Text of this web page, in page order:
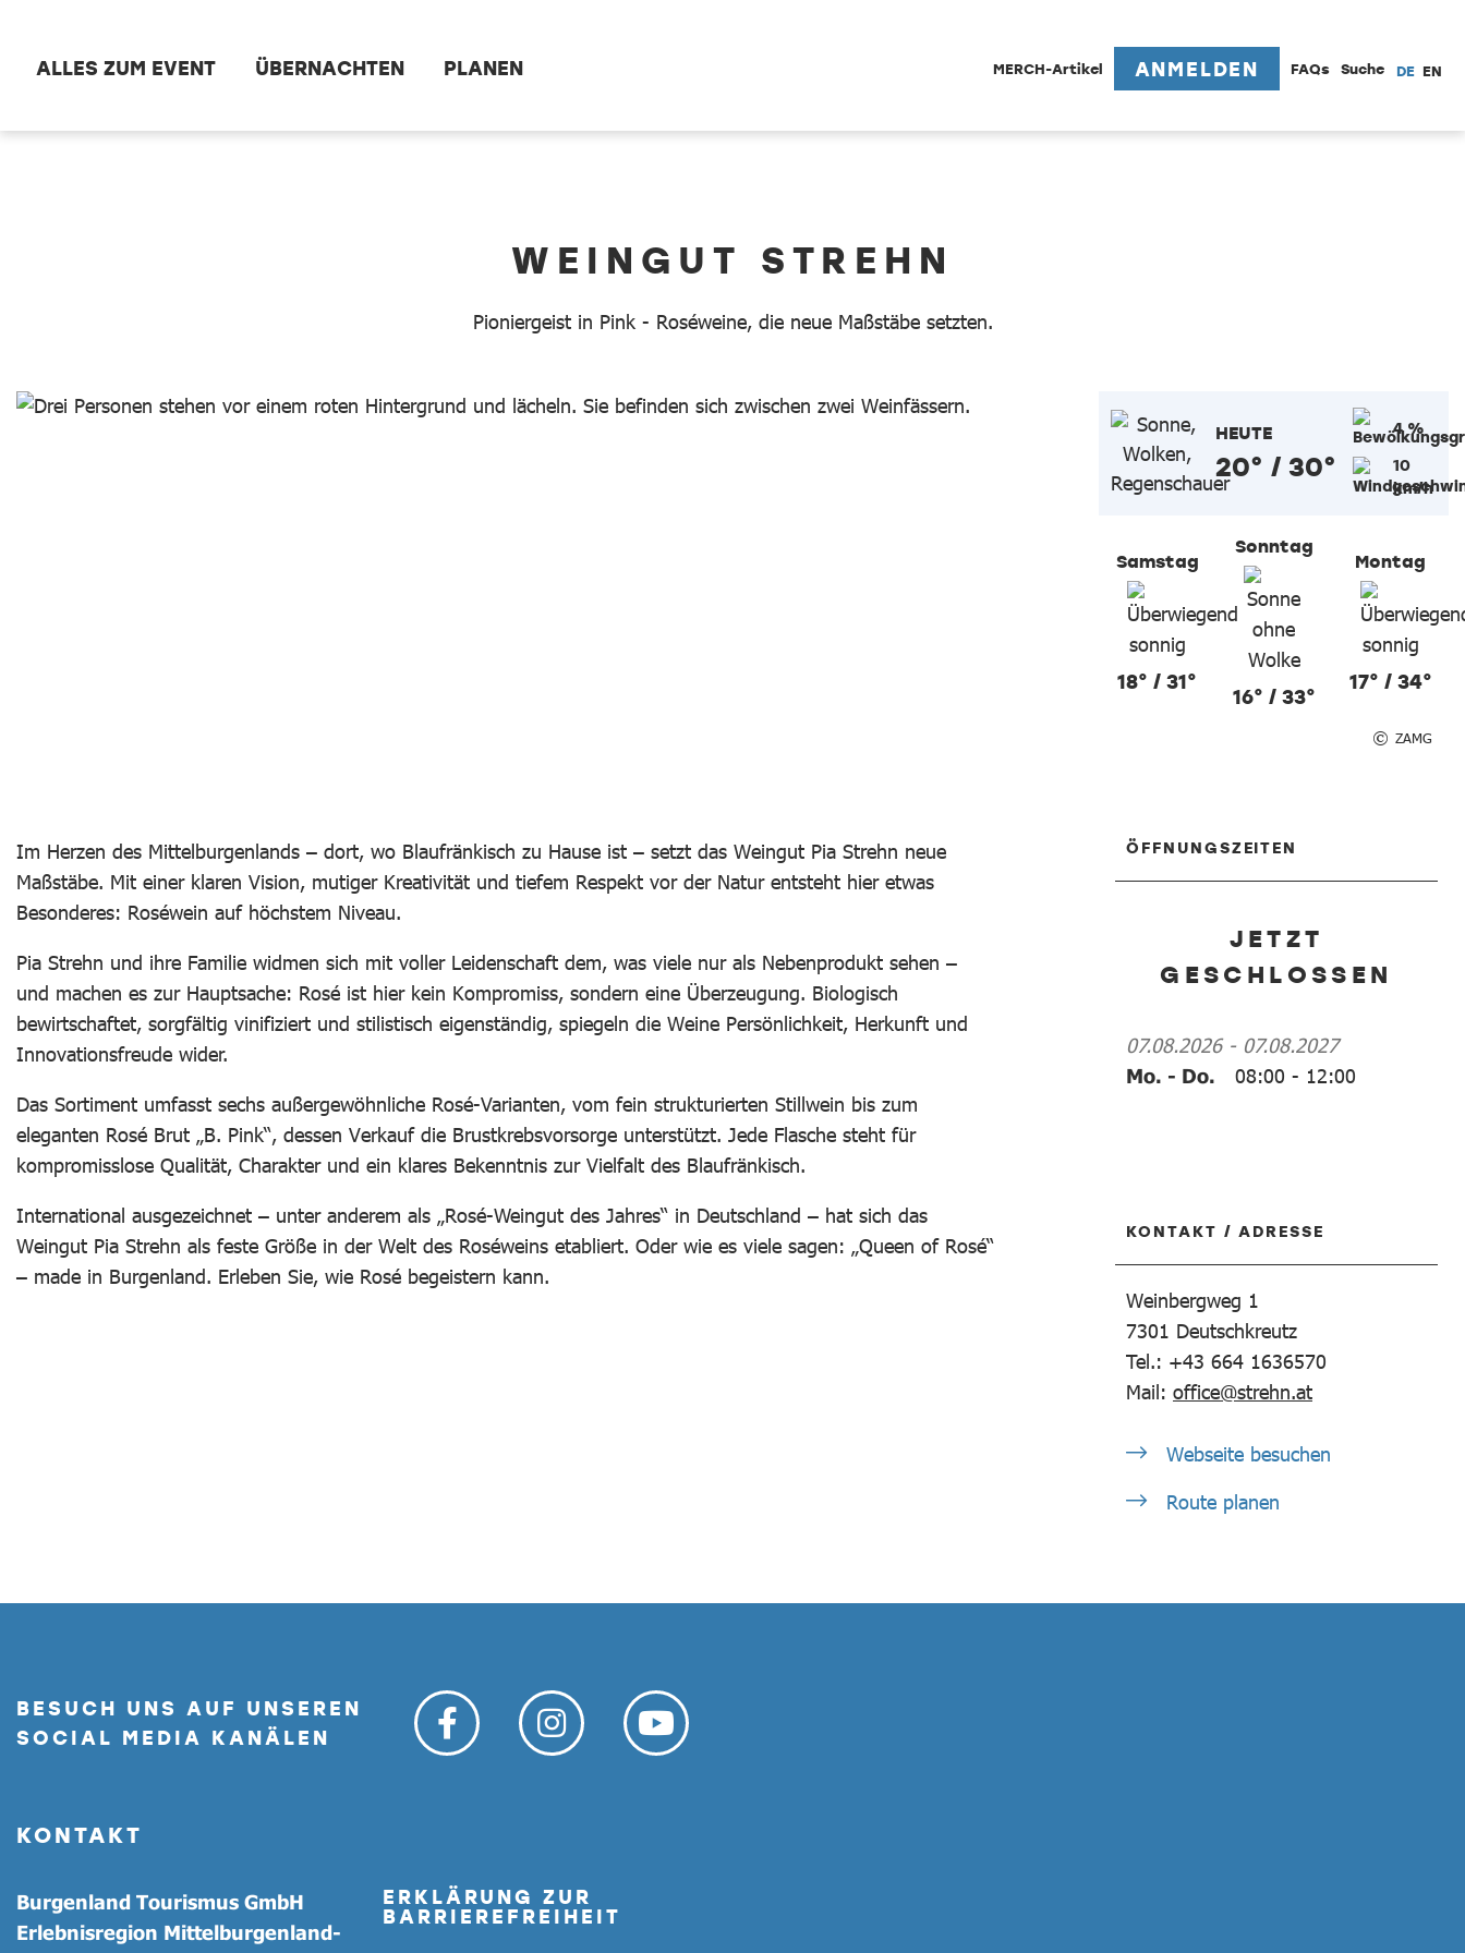
ALLES ZUM EVENT ÜBERNACHTEN PLANEN MERCH-Artikel ANMELDEN FAQs Suche DE EN
WEINGUT STREHN
Pioniergeist in Pink - Roséweine, die neue Maßstäbe setzten.
HEUTE
20° / 30°
4 %
10
km/h
Samstag
18° / 31°
Sonntag
16° / 33°
Montag
17° / 34°
ZAMG
Im Herzen des Mittelburgenlands – dort, wo Blaufränkisch zu Hause ist – setzt das Weingut Pia Strehn neue
Maßstäbe. Mit einer klaren Vision, mutiger Kreativität und tiefem Respekt vor der Natur entsteht hier etwas
Besonderes: Roséwein auf höchstem Niveau.
Pia Strehn und ihre Familie widmen sich mit voller Leidenschaft dem, was viele nur als Nebenprodukt sehen –
und machen es zur Hauptsache: Rosé ist hier kein Kompromiss, sondern eine Überzeugung. Biologisch
bewirtschaftet, sorgfältig vinifiziert und stilistisch eigenständig, spiegeln die Weine Persönlichkeit, Herkunft und
Innovationsfreude wider.
Das Sortiment umfasst sechs außergewöhnliche Rosé-Varianten, vom fein strukturierten Stillwein bis zum
eleganten Rosé Brut „B. Pink“, dessen Verkauf die Brustkrebsvorsorge unterstützt. Jede Flasche steht für
kompromisslose Qualität, Charakter und ein klares Bekenntnis zur Vielfalt des Blaufränkisch.
International ausgezeichnet – unter anderem als „Rosé-Weingut des Jahres“ in Deutschland – hat sich das
Weingut Pia Strehn als feste Größe in der Welt des Roséweins etabliert. Oder wie es viele sagen: „Queen of Rosé“
– made in Burgenland. Erleben Sie, wie Rosé begeistern kann.
ÖFFNUNGSZEITEN
JETZT
GESCHLOSSEN
07.08.2026- 07.08.2027
Mo. - Do.
08:00 - 12:00
KONTAKT / ADRESSE
Weinbergweg 1
7301 Deutschkreutz
Tel.: +43 664 1636570
Mail: office@strehn.at
Webseite besuchen
Route planen
BESUCH UNS AUF UNSEREN
SOCIAL MEDIA KANÄLEN
KONTAKT
Burgenland Tourismus GmbH
Erlebnisregion Mittelburgenland-
ERKLÄRUNG ZUR
BARRIEREFREIHEIT